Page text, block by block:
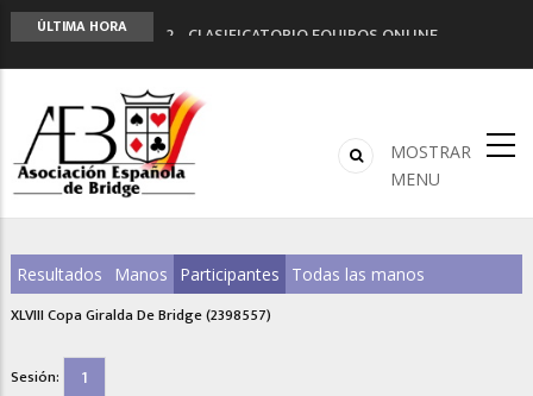
ÚLTIMA HORA
2º CLASIFICATORIO EQUIPOS ONLINE
Monitores de Bridge
ANUNCIATE EN NUESTRA REVISTA
NUEVA PROGRAMACIÓN TORNEOS FUNBRIDGE
MOSTRAR
MENU
Resultados Manos Participantes Todas las manos
XLVIII Copa Giralda De Bridge (2398557)
Sesión: 1